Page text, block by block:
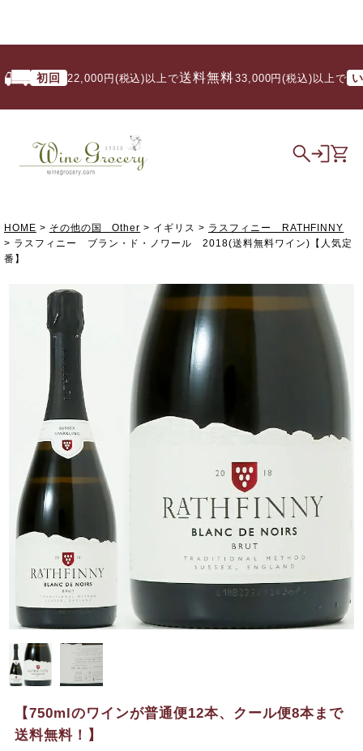
初回 22,000円(税込)以上で送料無料/ 33,000円(税込)以上で いつで
HOME その他の国 Other イギリス
ラスフィニー RATHFINNY
ラスフィニー ブラン・ド・ノワール 2018(送料無料ワイン)【人気定
番】
【750mlのワインが普通便12本、クール便8本まで
送料無料！】